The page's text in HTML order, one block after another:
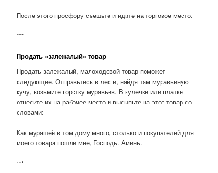
После этого просфору съешьте и идите на торговое место.
***
Продать «залежалый» товар
Продать залежалый, малоходовой товар поможет
следующее. Отправьтесь в лес и, найдя там муравьиную
кучу, возьмите горстку муравьев. В кулечке или платке
отнесите их на рабочее место и высыпьте на этот товар со
словами:
Как мурашей в том дому много, столько и покупателей для
моего товара пошли мне, Господь. Аминь.
***